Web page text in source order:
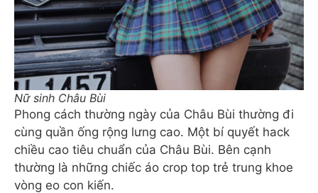
Nữ sinh Châu Bùi
Phong cách thường ngày của Châu Bùi thường đi
cùng quần ống rộng lưng cao. Một bí quyết hack
chiều cao tiêu chuẩn của Châu Bùi. Bên cạnh
thường là những chiếc áo crop top trẻ trung khoe
vòng eo con kiến.